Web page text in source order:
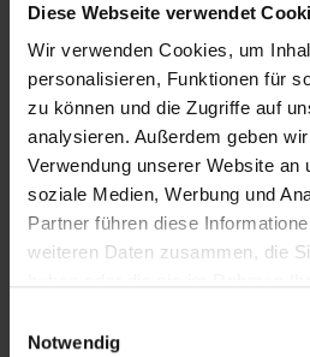
Diese Webseite verwendet
Wir verwenden Cookies, um
personalisieren, Funktionen für
zu können und die Zugriffe auf
analysieren. Außerdem geben
Verwendung unserer Website an
soziale Medien, Werbung und
Partner führen diese
weiteren Daten zusammen, die
Notwendig
innenliegenden
Schauen Sie sich doch
Verschattungslösungen für
sicher ist auch die
Unsere Systeme im